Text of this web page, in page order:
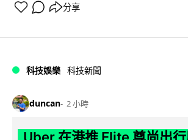
分享
科技娛樂 科技新聞
duncan 2 小時
Uber 在港推 Elite 尊尚出